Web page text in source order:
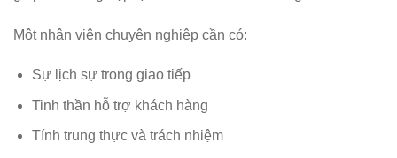
Một nhân viên chuyên nghiệp cần có:
Sự lịch sự trong giao tiếp
Tinh thần hỗ trợ khách hàng
Tính trung thực và trách nhiệm